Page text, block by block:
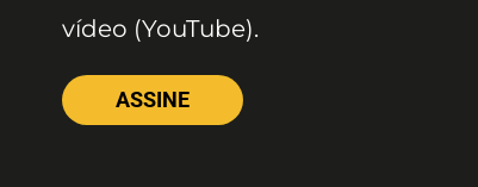
vídeo (YouTube).
ASSINE